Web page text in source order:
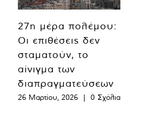
27η μέρα πολέμου:
Οι επιθέσεις δεν
σταματούν, το
αίνιγμα των
διαπραγματεύσεων
26 Μαρτίου, 2026 | 0 Σχόλια